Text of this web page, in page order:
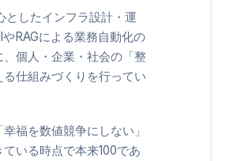
としたインフラ設計・運
やRAGによる業務自動化の
、個人・企業・社会の「整
る仕組みづくりを行ってい
福を数値競争にしない」
ている時点で本来100であ